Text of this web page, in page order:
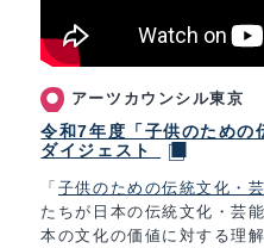
アーツカウンシル東京
令和7年度「子供のための
ダイジェスト
「 子供のための伝統文化・
たちが日本の伝統文化・芸
本の文化の価値に対する理